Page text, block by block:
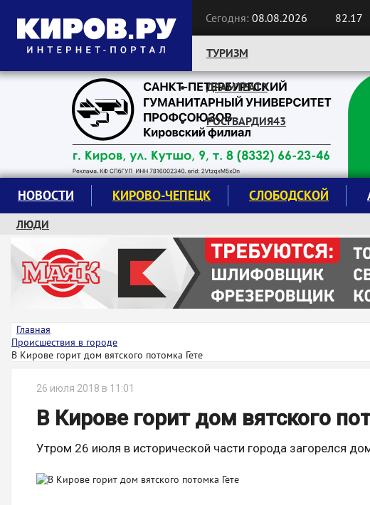
Сегодня: 08.08.2026 82.17
Следите за новостями:
ТУРИЗМ
ДРАМТЕАТР
РОСГВАРДИЯ43
НОВОСТИ КИРОВО-ЧЕПЕЦК СЛОБОДСКОЙ
ЛЮДИ
КРУЖКИ И СЕКЦИИ
ЗАВОДУ "МАЯК" 85 ЛЕТ
ЭКОЛОГИЯ
Главная
Происшествия в городе
В Кирове горит дом вятского потомка Гете
26 июля 2018 в 11:01
В Кирове горит дом вятского
Утром 26 июля в исторической части города загорелся